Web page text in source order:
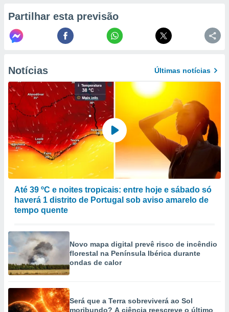
se
tal,
em “
na
o
ou aceder
para
utilizar
criar
Partilhar esta previsão
Notícias Últimas notícias
Até 39 ºC e noites tropicais: entre hoje e sábado só
haverá 1 distrito de Portugal sob aviso amarelo de
tempo quente
Novo mapa digital prevê risco de incêndio
florestal na Península Ibérica durante
ondas de calor
Será que a Terra sobreviverá ao Sol
moribundo? A ciência reescreve o último